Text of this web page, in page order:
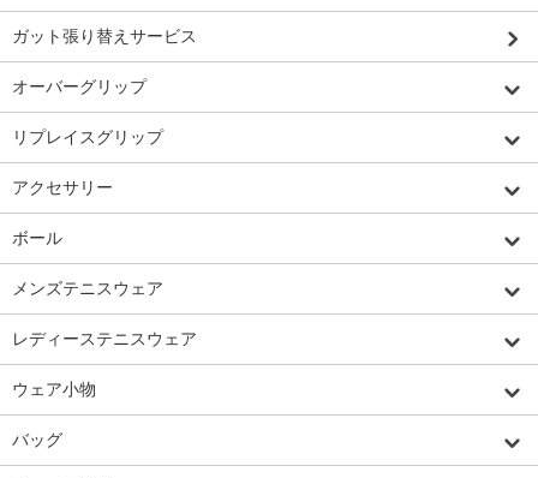
ガット張り替えサービス
オーバーグリップ
リプレイスグリップ
アクセサリー
ボール
メンズテニスウェア
レディーステニスウェア
ウェア小物
バッグ